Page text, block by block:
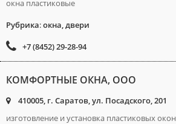
окна пластиковые
Рубрика:окна, двери
+7 (8452) 29-28-94
КОМФОРТНЫЕ ОКНА, ООО
410005, г. Саратов, ул. Посадского, 201
изготовление и установка пластиковых окон